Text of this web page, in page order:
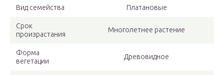
Вид семейства Платановые
Срок
произрастания
Многолетнее растение
Форма
вегетации
Древовидное